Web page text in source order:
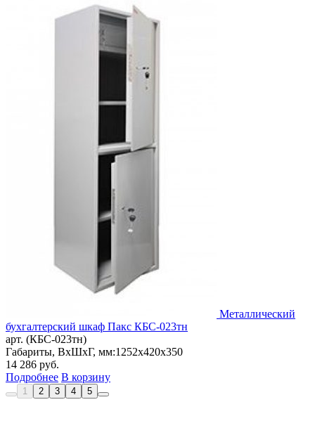
Металлический
бухгалтерский шкаф Пакс КБС-023тн
арт. (КБС-023тн)
Габариты, ВxШxГ, мм:1252x420x350
14 286 руб.
Подробнее В корзину
1 2 3 4 5